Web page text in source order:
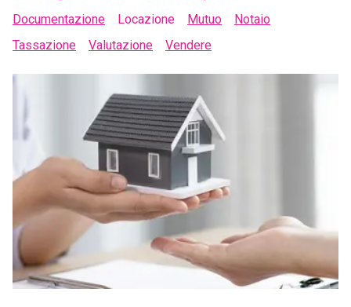
Documentazione
Locazione Mutuo
Notaio
Tassazione
Valutazione Vendere